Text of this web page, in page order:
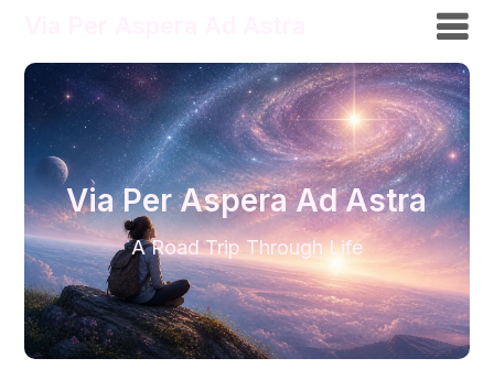
Via Per Aspera Ad Astra
A Road Trip Through Life